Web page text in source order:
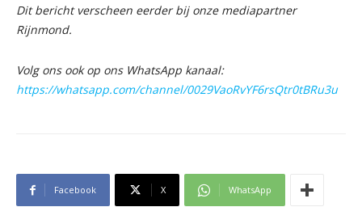
Dit bericht verscheen eerder bij onze mediapartner
Rijnmond.
Volg ons ook op ons WhatsApp kanaal:
https://whatsapp.com/channel/0029VaoRvYF6rsQtr0tBRu3u
Facebook X WhatsApp